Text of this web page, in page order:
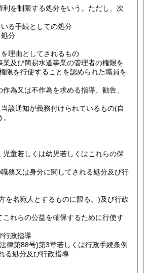
を制限する処分をいう。 ただし、次
る手続としての処分
分
理由としてされるもの
及び簡易水道事業の管理者の権限を
限を行使することを認められた職員を
為又は不作為を求める指導、勧告、
該通知が義務付けられているもの(自
童若しくは幼児若しくはこれらの保
務又は身分に関してされる処分及び行
を名宛人とするものに限る。)及び行政
れらの公益を確保するために行使す
行政指導
律第88号)第3章若しくは行政手続条例
る処分及び行政指導